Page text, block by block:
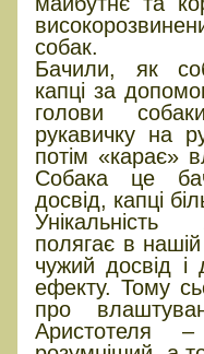
собак.
Бачили, як
капці за
голови
рукавичку на
потім «карає»
Собака це
досвід, капці
Унікальність
полягає в нашій
чужий досвід і
ефекту. Тому
про